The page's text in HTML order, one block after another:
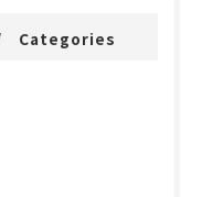
Categories